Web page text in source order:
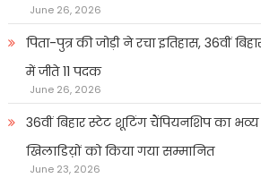
June 26, 2026
पिता-पुत्र की जोड़ी ने रचा इतिहास, 36वीं
में जीते 11 पदक
June 26, 2026
36वीं बिहार स्टेट शूटिंग चैंपियनशिप का
खिलाडिय़ों को किया गया सम्मानित
June 23, 2026